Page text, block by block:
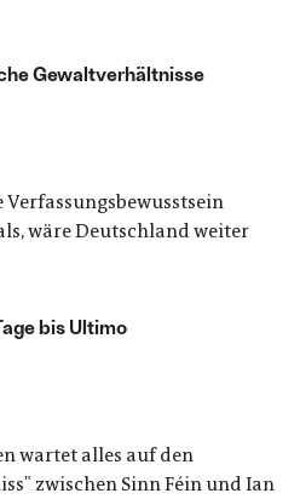
Gewaltverhältnisse
Verfassungsbewusstsein
wäre Deutschland weiter
bis Ultimo
wartet alles auf den
zwischen Sinn Féin und Ian